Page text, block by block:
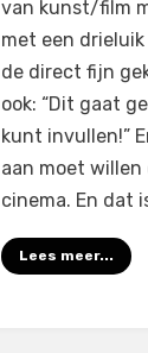
van kunst/film
met een drieluik
de direct fijn
ook: “Dit gaat
kunt invullen!”
aan moet willen
cinema. En dat
Lees meer...